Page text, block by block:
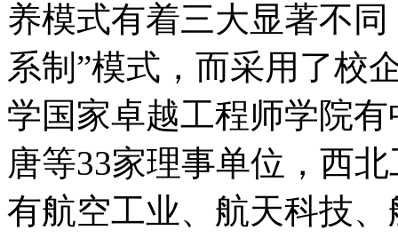
养模式有着三大显著不
系制”模式，而采用了校
学国家卓越工程师学院
唐等33家理事单位，西
有航空工业、航天科技